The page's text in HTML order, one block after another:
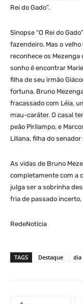
Rei do Gado”.
Sinopse “O Rei do
fazendeiro. Mas o
reconhece os
sonho é encontrar
filha de seu irmão
fortuna. Bruno
fracassado com Léia,
mau-caráter. O casal
peão Pirilampo, e
Liliana, filha do
As vidas de Bruno
completamente com a
julga ser a sobrinha
fria de passado
RedeNoticia
TAGS Destaque dia